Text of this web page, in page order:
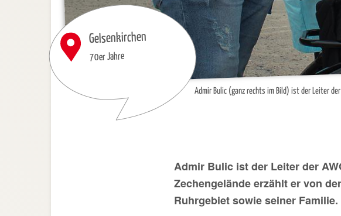
Gelsenkirchen
70er Jahre
Admir Bulic (ganz rechts im Bild) ist der Leiter
Admir Bulic ist der Leiter der
Zechengelände erzählt er von
Ruhrgebiet sowie seiner Familie.